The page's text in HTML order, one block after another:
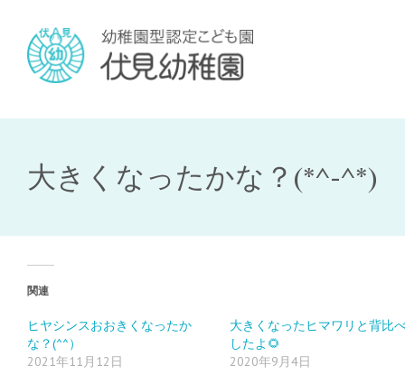
大きくなったかな？(*^-^*)
関連
ヒヤシンスおおきくなったか
な？(^^）
2021年11月12日
大きくなったヒマワリと背比
したよ🌻
2020年9月4日